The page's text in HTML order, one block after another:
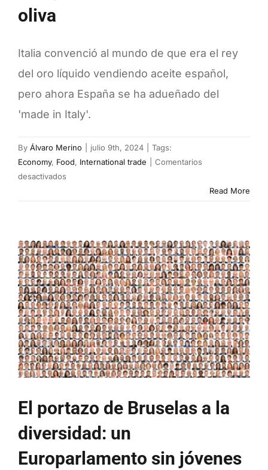
oliva
Italia convenció al mundo de que era el rey
del oro líquido vendiendo aceite español,
pero ahora España se ha adueñado del
'made in Italy'.
By Álvaro Merino julio 9th, 2024
Tags:
Economy, Food, International trade
Comentarios
desactivados
de
oliva
Read More
El portazo de Bruselas a la
diversidad: un
Europarlamento sin jóvenes